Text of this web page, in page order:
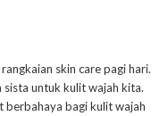
skin care pagi hari.
sista untuk kulit wajah kita.
berbahaya bagi kulit wajah